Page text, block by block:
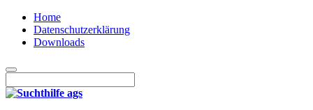
Home
Datenschutzerklärung
Downloads